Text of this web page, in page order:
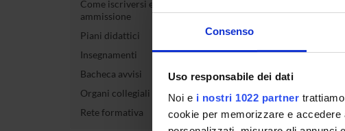
Consenso
Uso responsabile dei dati
Noi e i nostri 1022 partner
cookie per memorizzare e
Come iscriversi e Requisiti di
ammissione
Piani didattici
Insegnamenti
Bacheca avvisi
Organi collegiali e di governo
Rete formativa
Esame
Codice